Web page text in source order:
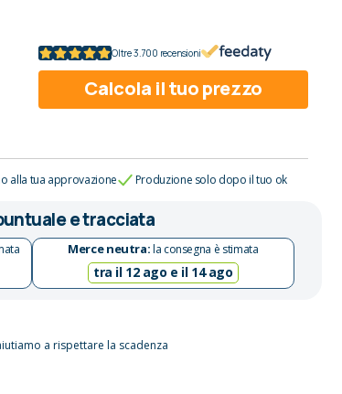
Oltre 3.700 recensioni
Calcola il tuo prezzo
alla tua approvazione Produzione solo dopo il tuo ok
e tracciata
Merce neutra:la consegna è stimata
tra il 12 ago e il 14 ago
a rispettare la scadenza